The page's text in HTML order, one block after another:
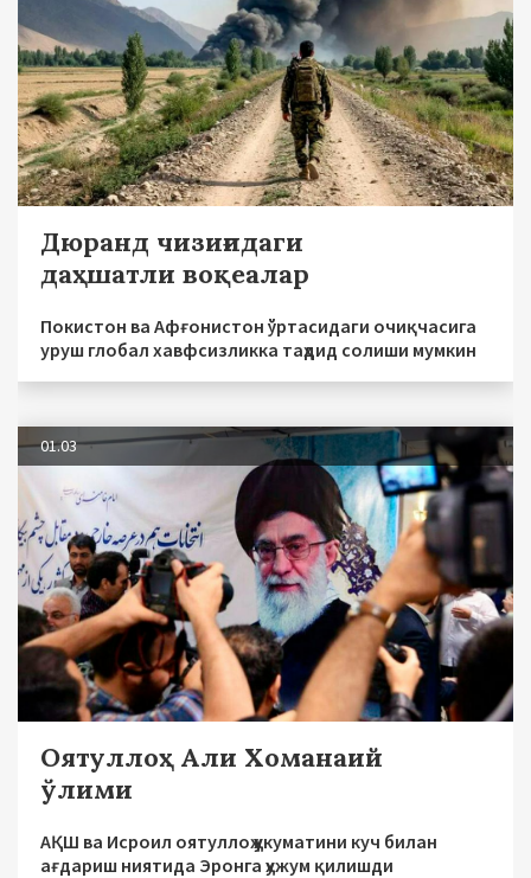
Дюранд чизиғидаги
даҳшатли воқеалар
Покистон ва Афғонистон ўртасидаги очиқчасига
уруш глобал хавфсизликка таҳдид солиши мумкин
01.03
Оятуллоҳ Али Хоманаий
ўлими
АҚШ ва Исроил оятуллоҳ ҳукуматини куч билан
ағдариш ниятида Эронга ҳужум қилишди